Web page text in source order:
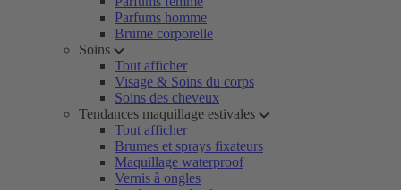
Parfums homme
Brume corporelle
Soins
Tout afficher
Visage & Soins du corps
Soins des cheveux
Tendances maquillage estivales
Tout afficher
Brumes et sprays fixateurs
Maquillage waterproof
Vernis à ongles